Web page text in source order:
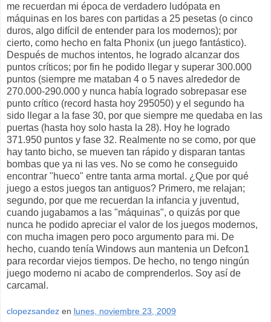
me recuerdan mi época de verdadero ludópata en
máquinas en los bares con partidas a 25 pesetas (o cinco
duros, algo difícil de entender para los modernos); por
cierto, como hecho en falta Phonix (un juego fantástico).
Después de muchos intentos, he logrado alcanzar dos
puntos críticos; por fin he podido llegar y superar 300.000
puntos (siempre me mataban 4 o 5 naves alrededor de
270.000-290.000 y nunca había logrado sobrepasar ese
punto crítico (record hasta hoy 295050) y el segundo ha
sido llegar a la fase 30, por que siempre me quedaba en las
puertas (hasta hoy solo hasta la 28). Hoy he logrado
371.950 puntos y fase 32. Realmente no se como, por que
hay tanto bicho, se mueven tan rápido y disparan tantas
bombas que ya ni las ves. No se como he conseguido
encontrar "hueco" entre tanta arma mortal. ¿Que por qué
juego a estos juegos tan antiguos? Primero, me relajan;
segundo, por que me recuerdan la infancia y juventud,
cuando jugabamos a las "máquinas", o quizás por que
nunca he podido apreciar el valor de los juegos modernos,
con mucha imagen pero poco argumento para mi. De
hecho, cuando tenía Windows aun mantenia un Defcon1
para recordar viejos tiempos. De hecho, no tengo ningún
juego moderno ni acabo de comprenderlos. Soy así de
carcamal.
clopezsandez en lunes, noviembre 23, 2009